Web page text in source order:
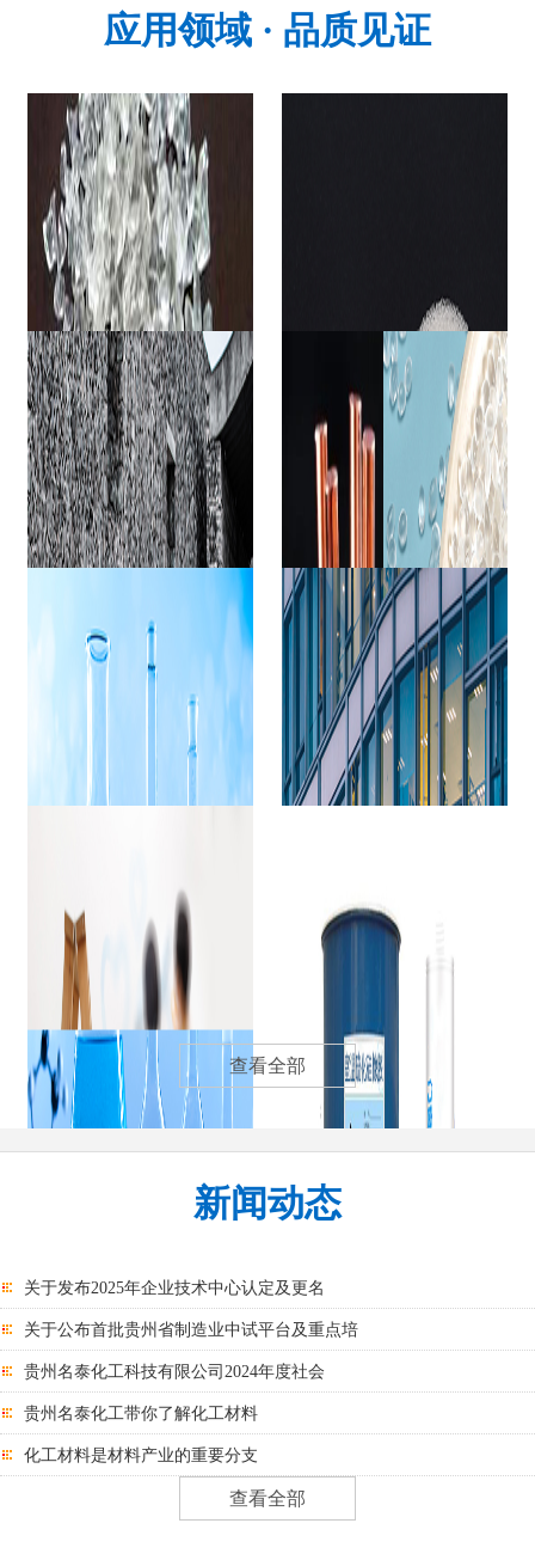
应用领域 · 品质见证
纯聚酯树脂 聚氨酯发泡
汽车涂料
查看全部
新闻动态
关于发布2025年企业技术中心认定及更名
关于公布首批贵州省制造业中试平台及重点培
贵州名泰化工科技有限公司2024年度社会
贵州名泰化工带你了解化工材料
化工材料是材料产业的重要分支
查看全部